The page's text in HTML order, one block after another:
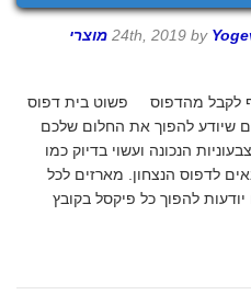
by
מוצרי
לקבל מהדפוס פשוט בית דפוס
שיודע להפוך את החלום שלכם
הנכונה ועשוי בדיוק כמו
לדפוס הנצחון. מארזים לכל
להפוך כל פיקסל בקובץ